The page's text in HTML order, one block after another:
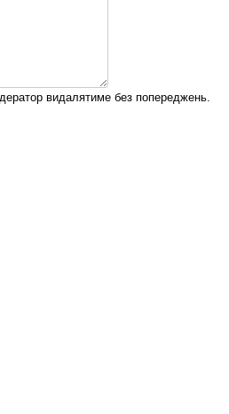
видалятиме без попереджень.